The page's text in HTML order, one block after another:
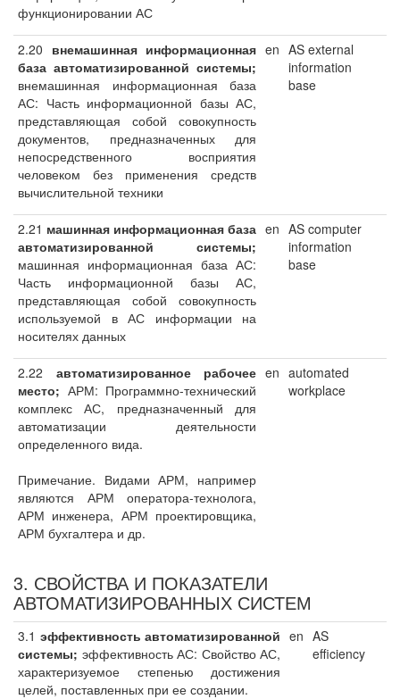
функционировании АС
2.20 внемашинная информационная
база автоматизированной системы;
внемашинная информационная база
АС: Часть информационной базы АС,
представляющая собой совокупность
документов, предназначенных для
непосредственного восприятия
человеком без применения средств
вычислительной техники
en AS external
information
base
2.21 машинная информационная база
автоматизированной системы;
машинная информационная база АС:
Часть информационной базы АС,
представляющая собой совокупность
используемой в АС информации на
носителях данных
en AS computer
information
base
2.22 автоматизированное рабочее
место; АРМ: Программно-технический
комплекс АС, предназначенный для
автоматизации деятельности
определенного вида.
Примечание. Видами АРМ, например
являются АРМ оператора-технолога,
АРМ инженера, АРМ проектировщика,
АРМ бухгалтера и др.
en automated
workplace
3. СВОЙСТВА И ПОКАЗАТЕЛИ
АВТОМАТИЗИРОВАННЫХ СИСТЕМ
3.1 эффективность автоматизированной
системы; эффективность АС: Свойство АС,
характеризуемое степенью достижения
целей, поставленных при ее создании.
en AS
efficiency